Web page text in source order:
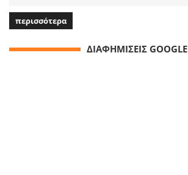
περισσότερα
ΔΙΑΦΗΜΙΣΕΙΣ GOOGLE